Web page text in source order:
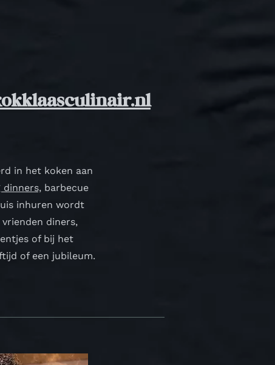
in het koken aan
dinners, barbecue
inhuren wordt
diners,
of bij het
of een jubileum.